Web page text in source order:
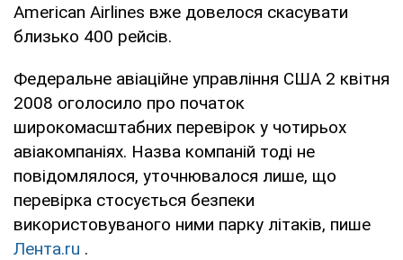
American Airlines вже довелося скасувати
близько 400 рейсів.
Федеральне авіаційне управління США 2 квітня
2008 оголосило про початок
широкомасштабних перевірок у чотирьох
авіакомпаніях. Назва компаній тоді не
повідомлялося, уточнювалося лише, що
перевірка стосується безпеки
використовуваного ними парку літаків, пише
Лента.ru .